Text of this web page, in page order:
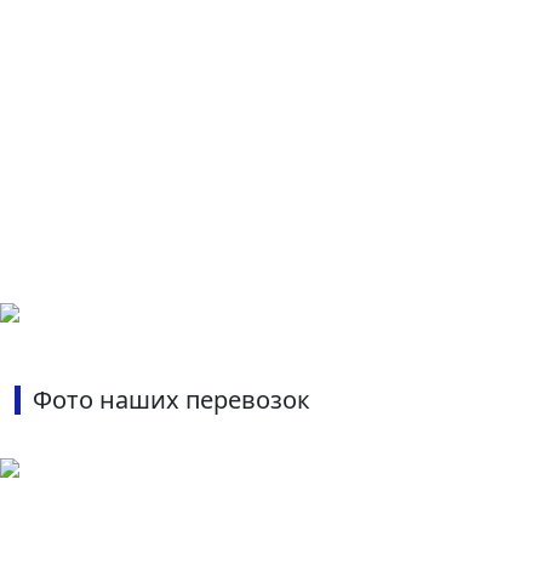
Фото наших перевозок